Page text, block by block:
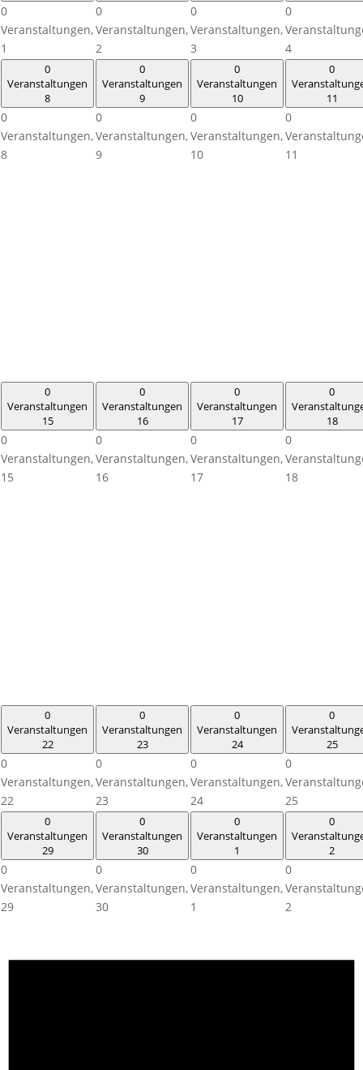
0
Veranstaltungen,
1
0
Veranstaltungen,
2
0
Veranstaltungen,
3
0
4
0
Veranstaltungen
8
0
Veranstaltungen,
8
0
Veranstaltungen
9
0
Veranstaltungen,
9
0
Veranstaltungen
10
0
Veranstaltungen,
10
0
11
0
11
0
Veranstaltungen
15
0
Veranstaltungen,
15
0
Veranstaltungen
16
0
Veranstaltungen,
16
0
Veranstaltungen
17
0
Veranstaltungen,
17
0
18
0
18
0
Veranstaltungen
22
0
Veranstaltungen,
22
0
Veranstaltungen
23
0
Veranstaltungen,
23
0
Veranstaltungen
24
0
Veranstaltungen,
24
0
25
0
25
0
Veranstaltungen
29
0
Veranstaltungen,
29
0
Veranstaltungen
30
0
Veranstaltungen,
30
0
Veranstaltungen
1
0
Veranstaltungen,
1
0
2
0
2